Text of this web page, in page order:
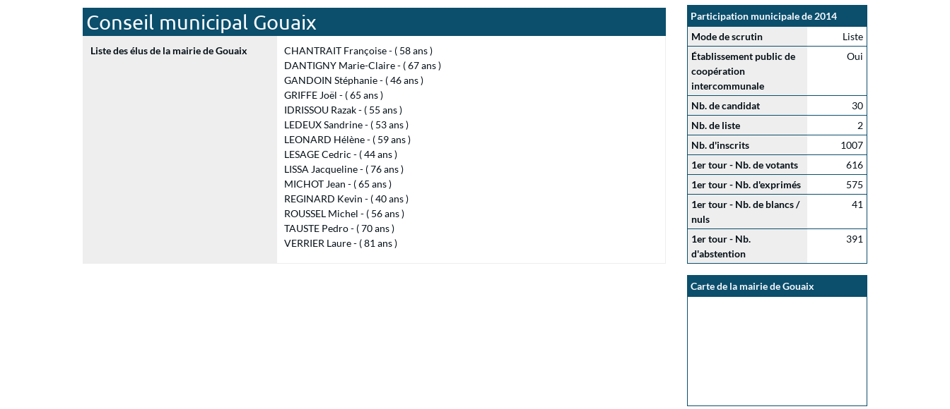
Conseil municipal Gouaix
Liste des élus de la mairie de Gouaix
CHANTRAIT Françoise - ( 58 ans )
DANTIGNY Marie-Claire - ( 67 ans )
GANDOIN Stéphanie - ( 46 ans )
GRIFFE Joël - ( 65 ans )
IDRISSOU Razak - ( 55 ans )
LEDEUX Sandrine - ( 53 ans )
LEONARD Hélène - ( 59 ans )
LESAGE Cedric - ( 44 ans )
LISSA Jacqueline - ( 76 ans )
MICHOT Jean - ( 65 ans )
REGINARD Kevin - ( 40 ans )
ROUSSEL Michel - ( 56 ans )
TAUSTE Pedro - ( 70 ans )
VERRIER Laure - ( 81 ans )
Participation municipale de 2014
Mode de scrutin
Liste
Établissement public de
coopération
intercommunale
Oui
Nb. de candidat
30
Nb. de liste
2
Nb. d'inscrits
1007
1er tour - Nb. de votants
616
1er tour - Nb. d'exprimés
575
1er tour - Nb. de blancs /
nuls
41
1er tour - Nb.
d'abstention
391
Carte de la mairie de Gouaix